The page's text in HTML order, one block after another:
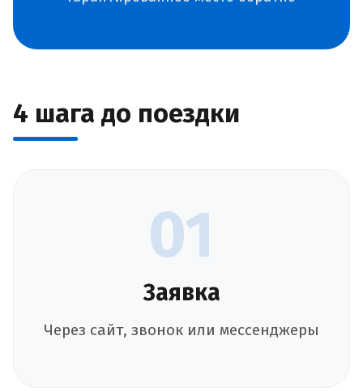
4 шага до поездки
01
Заявка
Через сайт, звонок или мессенджеры